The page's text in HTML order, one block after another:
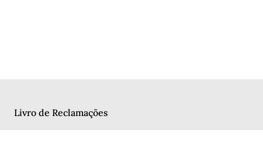
Livro de Reclamações